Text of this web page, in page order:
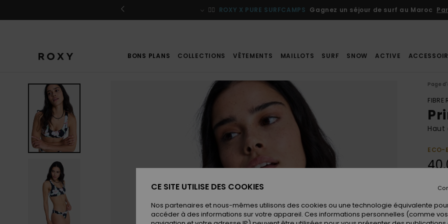
le
🏄‍♀️ ROXY X PURE SURFCAMPS Gagnez un séjour de surf au Maroc
BONS PLANS COLLECTIONS VÊTEMENTS MAILLOTS SURF SNOW ACTIVE
Page
FIBRE
Haut
ECO-
CE SITE UTILISE DES COOKIES
Nos partenaires et nous-mêmes utilisons des cookies ou une technologie équivalente
accéder à des informations sur votre appareil. Ces informations personnelles (comme